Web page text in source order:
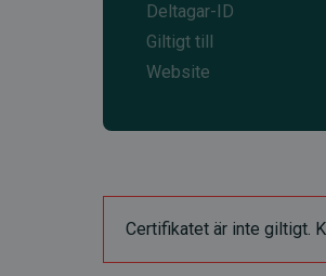
Deltagar-ID
Giltigt till
Website
Certifikatet är inte giltigt.